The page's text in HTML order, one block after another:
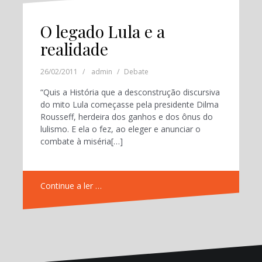
O legado Lula e a
realidade
26/02/2011 admin Debate
“Quis a História que a desconstrução discursiva
do mito Lula começasse pela presidente Dilma
Rousseff, herdeira dos ganhos e dos ônus do
lulismo. E ela o fez, ao eleger e anunciar o
combate à miséria[…]
Continue a ler …